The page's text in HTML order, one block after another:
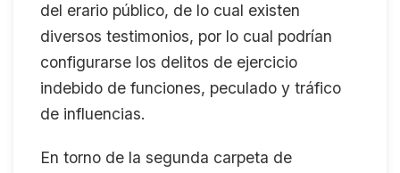
del erario público, de lo cual existen
diversos testimonios, por lo cual podrían
configurarse los delitos de ejercicio
indebido de funciones, peculado y tráfico
de influencias.
En torno de la segunda carpeta de